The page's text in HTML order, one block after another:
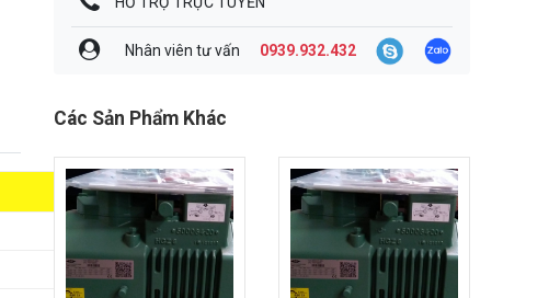
Nhân viên tư vấn 0939.932.432
Các Sản Phẩm Khác